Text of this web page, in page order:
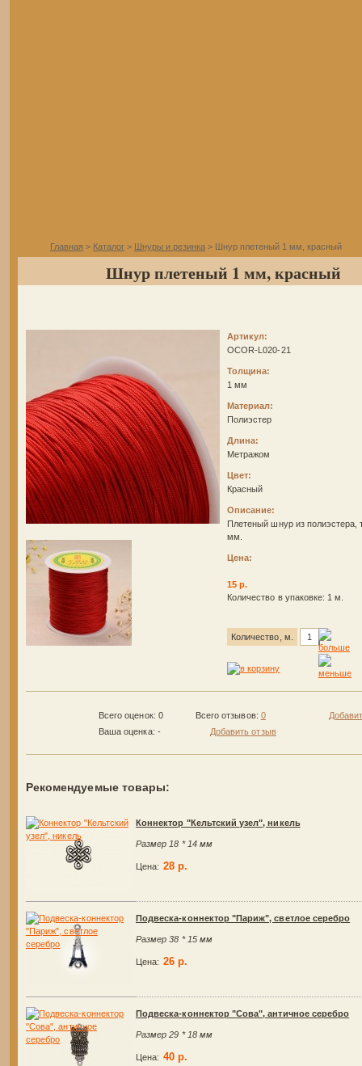
Главная > Каталог > Шнуры и резинка > Шнур плетеный 1 мм, красный
Шнур плетеный 1 мм, красный
Артикул:
OCOR-L020-21
Толщина:
1 мм
Материал:
Полиэстер
Длина:
Метражом
Цвет:
Красный
Описание:
Плетеный шнур из полиэстера,
мм.
Цена:
15 р.
Количество в упаковке: 1 м.
Количество, м.
Всего оценок: 0
Ваша оценка: -
Всего отзывов: 0
Добавить отзыв
Рекомендуемые товары:
Коннектор "Кельтский узел", никель
Размер 18 * 14 мм
Цена: 28 р.
Подвеска-коннектор "Париж", светлое серебро
Размер 38 * 15 мм
Цена: 26 р.
Подвеска-коннектор "Сова", античное серебро
Размер 29 * 18 мм
Цена: 40 р.